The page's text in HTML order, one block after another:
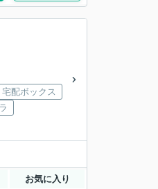
宅配ボックス
お気に入り